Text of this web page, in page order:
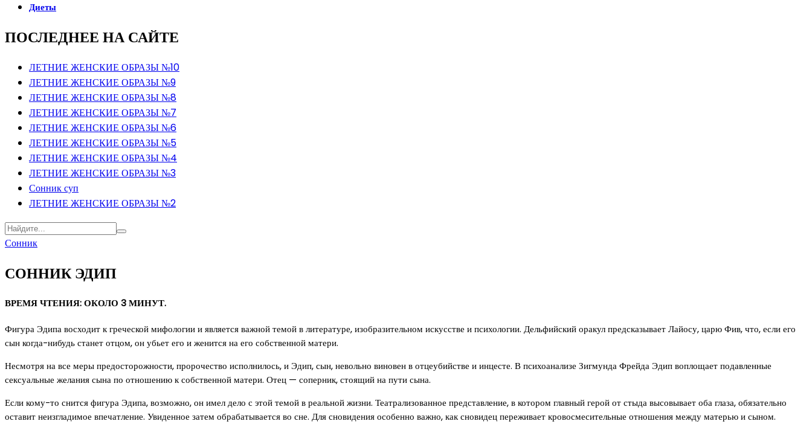
Диеты
ПОСЛЕДНЕЕ НА САЙТЕ
ЛЕТНИЕ ЖЕНСКИЕ ОБРАЗЫ №10
ЛЕТНИЕ ЖЕНСКИЕ ОБРАЗЫ №9
ЛЕТНИЕ ЖЕНСКИЕ ОБРАЗЫ №8
ЛЕТНИЕ ЖЕНСКИЕ ОБРАЗЫ №7
ЛЕТНИЕ ЖЕНСКИЕ ОБРАЗЫ №6
ЛЕТНИЕ ЖЕНСКИЕ ОБРАЗЫ №5
ЛЕТНИЕ ЖЕНСКИЕ ОБРАЗЫ №4
ЛЕТНИЕ ЖЕНСКИЕ ОБРАЗЫ №3
Сонник суп
ЛЕТНИЕ ЖЕНСКИЕ ОБРАЗЫ №2
Сонник
СОННИК ЭДИП
ВРЕМЯ ЧТЕНИЯ: ОКОЛО 3 МИНУТ.
Фигура Эдипа восходит к греческой мифологии и является важной темой в литературе, изобразительном искусстве и психологии. Дельфийский оракул предсказывает Лайосу, царю Фив, что, если его
сын когда-нибудь станет отцом, он убьет его и женится на его собственной матери.
Несмотря на все меры предосторожности, пророчество исполнилось, и Эдип, сын, невольно виновен в отцеубийстве и инцесте. В психоанализе Зигмунда Фрейда Эдип воплощает подавленные
сексуальные желания сына по отношению к собственной матери. Отец — соперник, стоящий на пути сына.
Если кому-то снится фигура Эдипа, возможно, он имел дело с этой темой в реальной жизни. Театрализованное представление, в котором главный герой от стыда высовывает оба глаза, обязательно
оставит неизгладимое впечатление. Увиденное затем обрабатывается во сне. Для сновидения особенно важно, как сновидец переживает кровосмесительные отношения между матерью и сыном.